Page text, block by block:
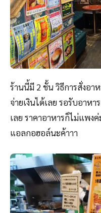
ร้านนี้มี 2 ชั้น วิธีการสั่งอา
จ่ายเงินได้เลย รอรับอาห
เลย ราคาอาหารก็ไม่แพง
แอลกอฮอล์นะค้าาา